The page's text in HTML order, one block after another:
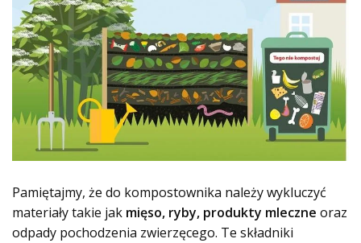
Pamiętajmy, że do kompostownika należy wykluczyć
materiały takie jak mięso, ryby, produkty mleczne oraz
odpady pochodzenia zwierzęcego. Te składniki